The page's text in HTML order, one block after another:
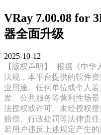
VRay 7.00.08 for
器全面升级
2025-10-12
【版权声明】
根据《中华
法规，本平台提供的软件
业用途。任何单位或个人
发、公共服务等营利性场
法授权或许可。未经授权
赔偿、行政处罚等法律责
若用户违反上述规定产生